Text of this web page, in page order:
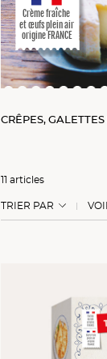
Crème fraîche
et œufs plein air
origine FRANCE
CRÊPES,
11 articles
TRIER PAR